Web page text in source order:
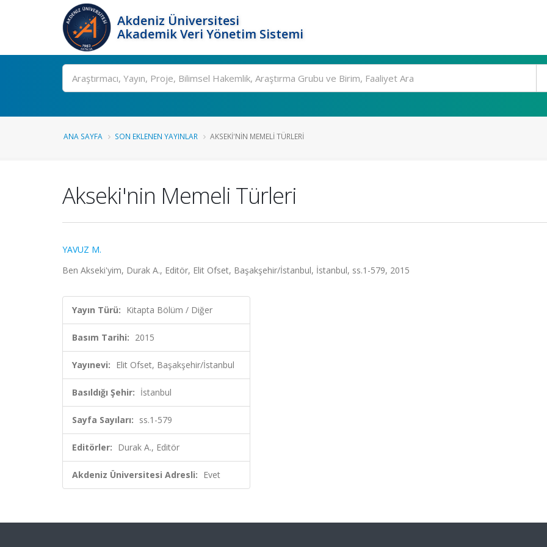
Akdeniz Üniversitesi
Akademik Veri Yönetim Sistemi
Ara
ANA SAYFA SON EKLENEN YAYINLAR AKSEKI'NIN MEMELI TÜRLERI
Akseki'nin Memeli Türleri
YAVUZ M.
Ben Akseki'yim, Durak A., Editör, Elit Ofset, Başakşehir/İstanbul, İstanbul, ss.1-579, 2015
Yayın Türü: Kitapta Bölüm / Diğer
Basım Tarihi: 2015
Yayınevi: Elit Ofset, Başakşehir/İstanbul
Basıldığı Şehir: İstanbul
Sayfa Sayıları: ss.1-579
Editörler: Durak A., Editör
Akdeniz Üniversitesi Adresli: Evet